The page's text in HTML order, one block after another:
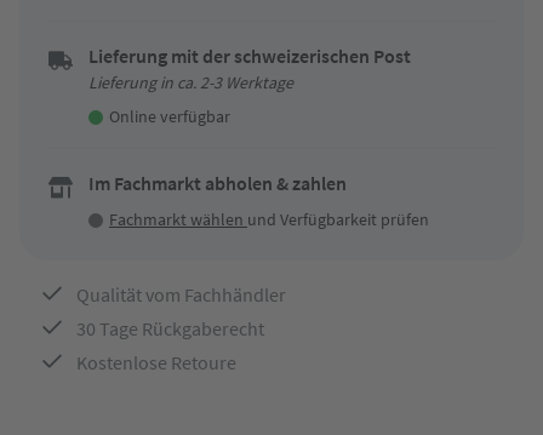
Lieferung mit der schweizerischen Post
Lieferung in ca. 2-3 Werktage
Online verfügbar
Im Fachmarkt abholen & zahlen
Fachmarkt wählen und Verfügbarkeit prüfen
Qualität vom Fachhändler
30 Tage Rückgaberecht
Kostenlose Retoure